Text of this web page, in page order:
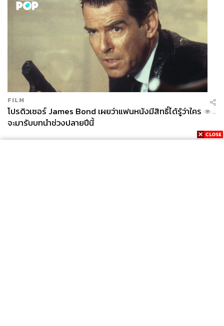
FILM
โปรดิวเซอร์ James Bond เผยว่าแฟนหนังมีสิทธิ์ได้รู้ว่าใคร
จะมารับบทนำช่วงปลายปีนี้
...